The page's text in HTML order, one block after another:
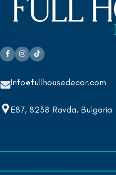
Info@fullhousedecor.com
E87, 8238 Ravda, Bulgaria